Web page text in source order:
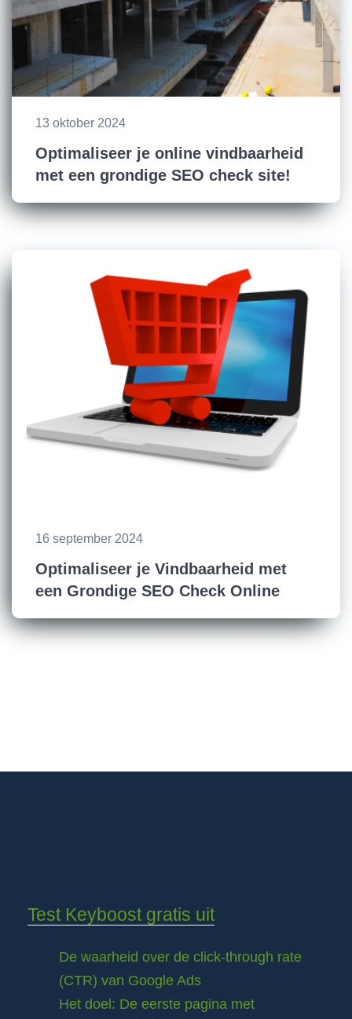
13 oktober 2024
Optimaliseer je online vindbaarheid
met een grondige SEO check site!
16 september 2024
Optimaliseer je Vindbaarheid met
een Grondige SEO Check Online
Test Keyboost gratis uit
De waarheid over de click-through rate
(CTR) van Google Ads
Het doel: De eerste pagina met